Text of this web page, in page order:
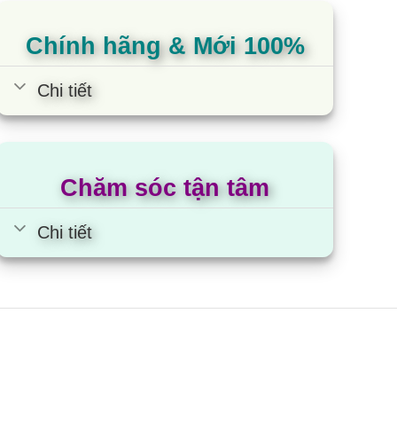
bếp từ Arber lớn nhất cả
dịch vụ CSKH không kém một siêu thị nào:
Chính hãng & Mới 100%
Chi tiết
Chăm sóc tận tâm
Chi tiết